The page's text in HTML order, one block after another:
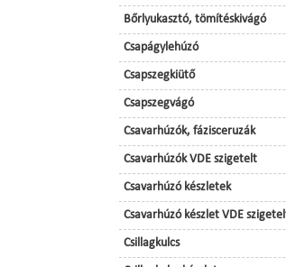
Bőrlyukasztó, tömítéskivágó
Csapágylehúzó
Csapszegkiütő
Csapszegvágó
Csavarhúzók, fázisceruzák
Csavarhúzók VDE szigetelt
Csavarhúzó készletek
Csavarhúzó készlet VDE
Csillagkulcs